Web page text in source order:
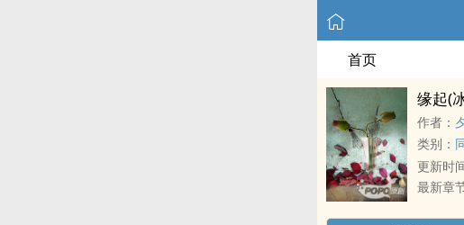
首页
缘起(
作者：
类别：
更新时
最新章